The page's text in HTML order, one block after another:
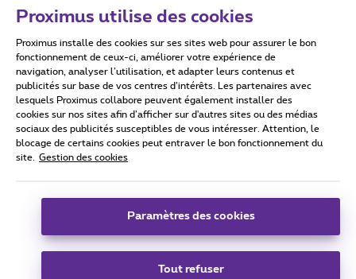
Conditions d'utilisation Accessibility statement
Tous droits réservés. © 2026 Proximus
Conditions générales, info consommateur
Coordonnées de l’entreprise
Boulevard du Roi Albert II 27 - B-1030 Bruxelles.
Proximus utilise des cookies
Proximus installe des cookies sur ses sites web pour assurer le bon
fonctionnement de ceux-ci, améliorer votre expérience de
navigation, analyser l’utilisation, et adapter leurs contenus et
publicités sur base de vos centres d’intérêts. Les partenaires avec
lesquels Proximus collabore peuvent également installer des
cookies sur nos sites afin d’afficher sur d'autres sites ou des médias
sociaux des publicités susceptibles de vous intéresser. Attention, le
blocage de certains cookies peut entraver le bon fonctionnement du
site.
Gestion des cookies
Paramètres des cookies
Tout refuser